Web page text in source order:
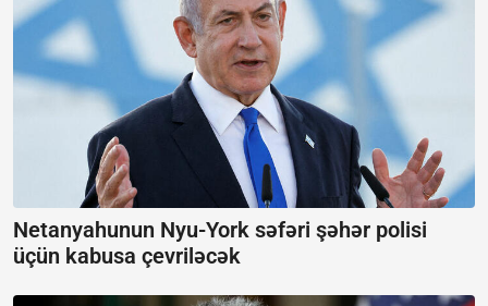
Netanyahunun Nyu-York səfəri şəhər polisi
üçün kabusa çevriləcək